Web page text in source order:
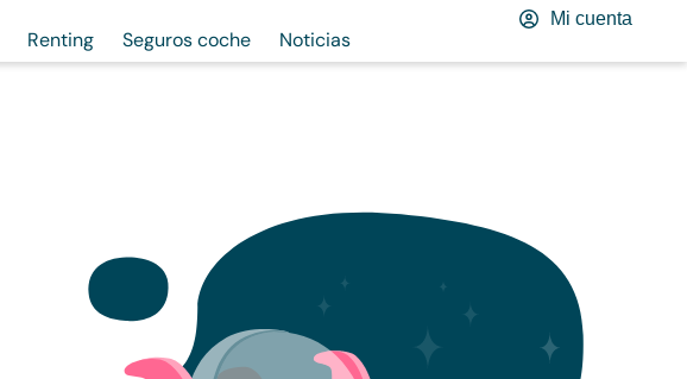
Renting Seguros coche Noticias
Mi cuenta